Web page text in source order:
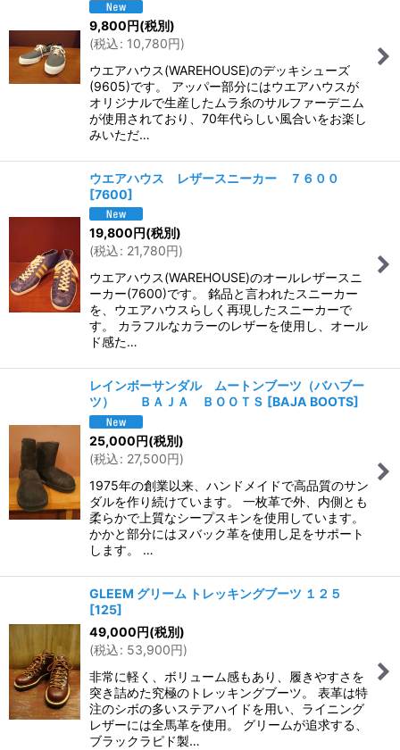
9,800円(税別)
(税込: 10,780円)
ウエアハウス(WAREHOUSE)のデッキシューズ
(9605)です。 アッパー部分にはウエアハウスが
オリジナルで生産したムラ糸のサルファーデニム
が使用されており、70年代らしい風合いをお楽し
みいただ…
ウエアハウス レザースニーカー ７６００
[7600]
19,800円(税別)
(税込: 21,780円)
ウエアハウス(WAREHOUSE)のオールレザースニ
ーカー(7600)です。 銘品と言われたスニーカー
を、ウエアハウスらしく再現したスニーカーで
す。 カラフルなカラーのレザーを使用し、オール
ド感た…
レインボーサンダル ムートンブーツ（バハブー
ツ） ＢＡＪＡ ＢＯＯＴＳ [BAJA BOOTS]
25,000円(税別)
(税込: 27,500円)
1975年の創業以来、ハンドメイドで高品質のサン
ダルを作り続けています。 一枚革で外、内側とも
柔らかで上質なシープスキンを使用しています。
かかと部分にはヌバック革を使用し足をサポート
します。 …
GLEEM グリーム トレッキングブーツ １２５
[125]
49,000円(税別)
(税込: 53,900円)
非常に軽く、ボリューム感もあり、履きやすさを
突き詰めた究極のトレッキングブーツ。 表革は特
注のシボの多いステアハイドを用い、ライニング
レザーには全馬革を使用。 グリームが追求する、
ブラックラピド製…